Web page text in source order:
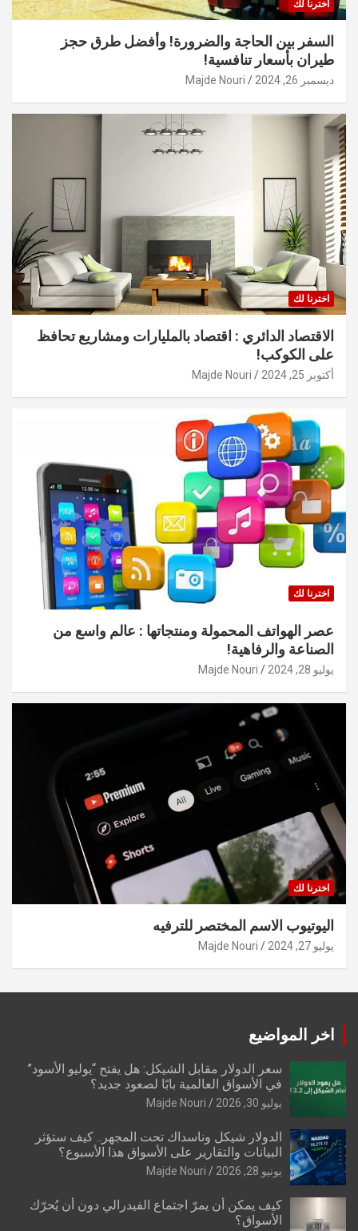
اخترنا لك
السفر بين الحاجة والضرورة! وأفضل طرق حجز
طيران بأسعار تنافسية!
ديسمبر 26, 2024 Majde Nouri
اخترنا لك
الاقتصاد الدائري : اقتصاد بالمليارات ومشاريع تحافظ
على الكوكب!
أكتوبر 25, 2024 Majde Nouri
اخترنا لك
عصر الهواتف المحمولة ومنتجاتها : عالم واسع من
الصناعة والرفاهية!
يوليو 28, 2024 Majde Nouri
اخترنا لك
اليوتيوب الاسم المختصر للترفيه
يوليو 27, 2024 Majde Nouri
اخر المواضيع
سعر الدولار مقابل الشيكل: هل يفتح “يوليو الأسود”
في الأسواق العالمية بابًا لصعود جديد؟
يوليو 30, 2026 Majde Nouri
الدولار شيكل وناسداك تحت المجهر.. كيف ستؤثر
البيانات والتقارير على الأسواق هذا الأسبوع؟
يونيو 28, 2026 Majde Nouri
كيف يمكن أن يمرّ اجتماع الفيدرالي دون أن يُحرّك
الأسواق؟